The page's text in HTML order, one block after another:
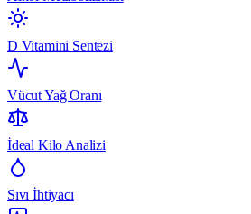
D Vitamini Sentezi
Vücut Yağ Oranı
İdeal Kilo Analizi
Sıvı İhtiyacı